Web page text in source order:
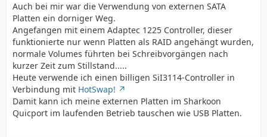
Auch bei mir war die Verwendung von externen SATA
Platten ein dorniger Weg.
Angefangen mit einem Adaptec 1225 Controller, dieser
funktionierte nur wenn Platten als RAID angehängt wurden,
normale Volumes führten bei Schreibvorgängen nach
kurzer Zeit zum Stillstand.....
Heute verwende ich einen billigen SiI3114-Controller in
Verbindung mit HotSwap!
Damit kann ich meine externen Platten im Sharkoon
Quicport im laufenden Betrieb tauschen wie USB Platten.